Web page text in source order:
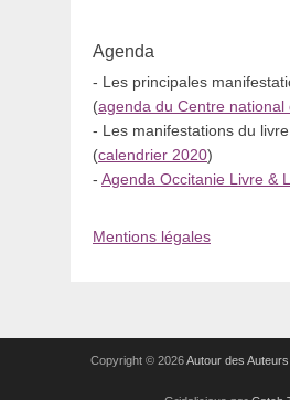
Agenda
- Les principales
(agenda du Centre national
- Les manifestations du
(calendrier 2020)
- Agenda Occitanie Livre &
Mentions légales
Copyright © 2026Autour des Auteurs